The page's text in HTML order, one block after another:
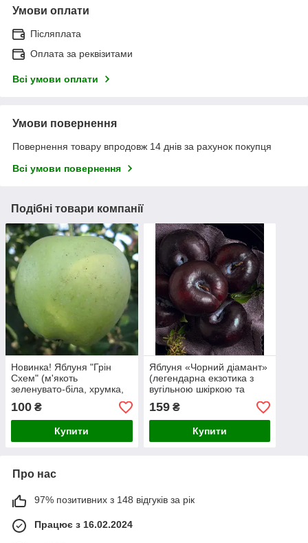
Умови оплати
Післяплата
Оплата за реквізитами
Всі умови оплати
Умови повернення
Повернення товару впродовж 14 днів за рахунок покупця
Всі умови повернення
Подібні товари компанії
Новинка! Яблуня "Грін
Схем" (м'якоть
зеленувато-біла, хрумка,
соковита)
100 ₴
Купити
Яблуня «Чорний діамант»
(легендарна екзотика з
вугільною шкіркою та
білою м’якоттю)
159₴
Купити
Про нас
97% позитивних з 148 відгуків за рік
Працює з 16.02.2024